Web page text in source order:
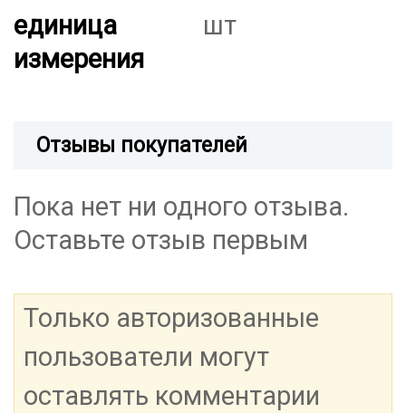
единица
измерения
шт
Отзывы покупателей
Пока нет ни одного отзыва.
Оставьте отзыв первым
Только авторизованные
пользователи могут
оставлять комментарии